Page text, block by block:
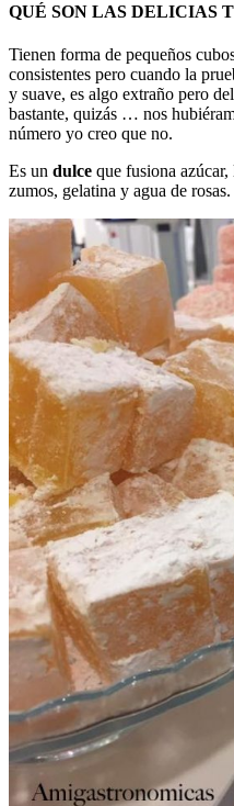
QUÉ SON LAS DELICIAS
Tienen forma de pequeños
consistentes pero cuando la
y suave, es algo extraño pero
bastante, quizás … nos
número yo creo que no.
Es un dulce que fusiona
zumos, gelatina y agua de rosas.